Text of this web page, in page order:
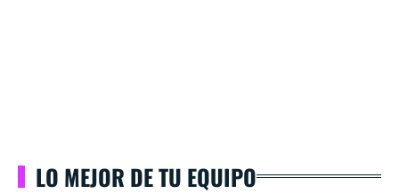
LO MEJOR DE TU EQUIPO